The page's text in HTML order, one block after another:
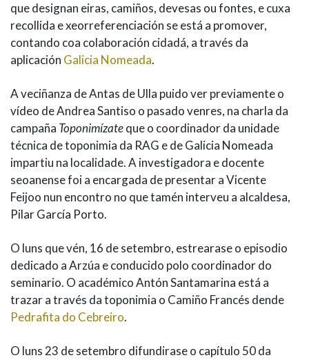
que designan eiras, camiños, devesas ou fontes, e cuxa
recollida e xeorreferenciación se está a promover,
contando coa colaboración cidadá, a través da
aplicación Galicia Nomeada.
A veciñanza de Antas de Ulla puido ver previamente o
vídeo de Andrea Santiso o pasado venres, na charla da
campaña Toponimízateque o coordinador da unidade
técnica de toponimia da RAG e de Galicia Nomeada
impartiu na localidade. A investigadora e docente
seoanense foi a encargada de presentar a Vicente
Feijoo nun encontro no que tamén interveu a alcaldesa,
Pilar García Porto.
O luns que vén, 16 de setembro, estrearase o episodio
dedicado a Arzúa e conducido polo coordinador do
seminario. O académico Antón Santamarina está a
trazar a través da toponimia o Camiño Francés dende
Pedrafita do Cebreiro.
O luns 23 de setembro difundirase o capítulo 50 da